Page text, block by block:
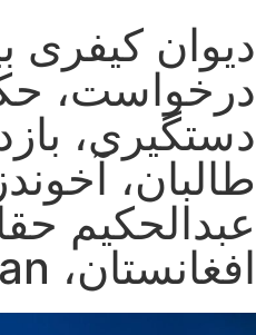
دیوان کیفری
درخواست،
دستگیری،
طالبان،
عبدالحکیم
افغانستان، ICC، Taliban